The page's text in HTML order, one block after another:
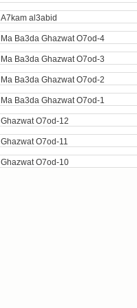
A7kam al3abid
Ma Ba3da Ghazwat O7od-4
Ma Ba3da Ghazwat O7od-3
Ma Ba3da Ghazwat O7od-2
Ma Ba3da Ghazwat O7od-1
Ghazwat O7od-12
Ghazwat O7od-11
Ghazwat O7od-10